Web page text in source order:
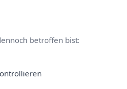
betroffen bist: